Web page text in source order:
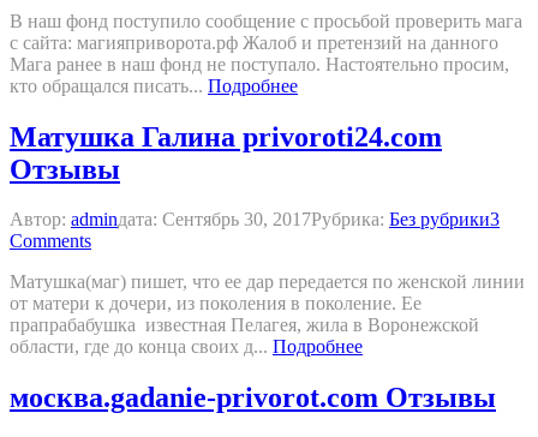
В наш фонд поступило сообщение с просьбой проверить мага
с сайта: магияприворота.рф Жалоб и претензий на данного
Мага ранее в наш фонд не поступало. Настоятельно просим,
кто обращался писать... Подробнее
Матушка Галина privoroti24.com
Отзывы
Автор: adminдата: Сентябрь 30, 2017Рубрика: Без рубрики3
Comments
Матушка(маг) пишет, что ее дар передается по женской линии
от матери к дочери, из поколения в поколение. Ее
прапрабабушка известная Пелагея, жила в Воронежской
области, где до конца своих д... Подробнее
москва.gadanie-privorot.com Отзывы